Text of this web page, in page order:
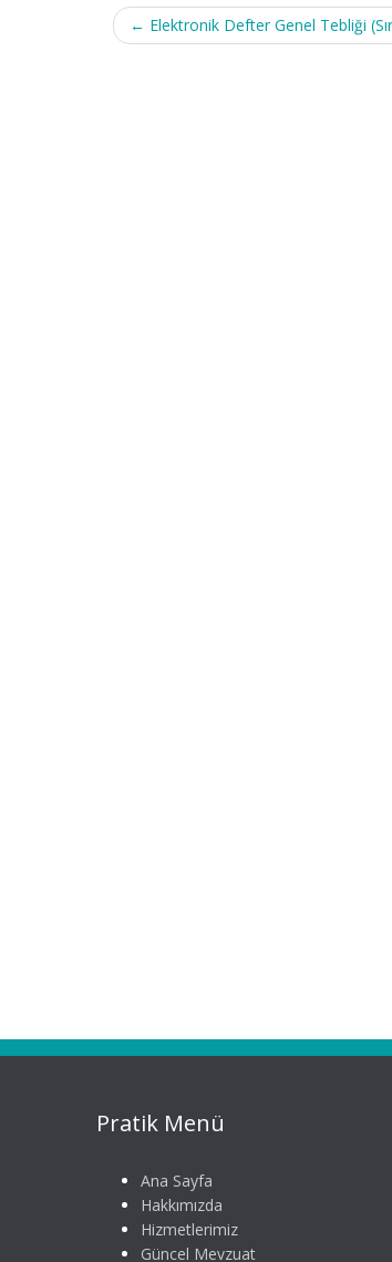
Post
navigation
← Elektronik Defter Genel Tebliği
Pratik Menü
Ana Sayfa
Hakkımızda
Hizmetlerimiz
Güncel Mevzuat